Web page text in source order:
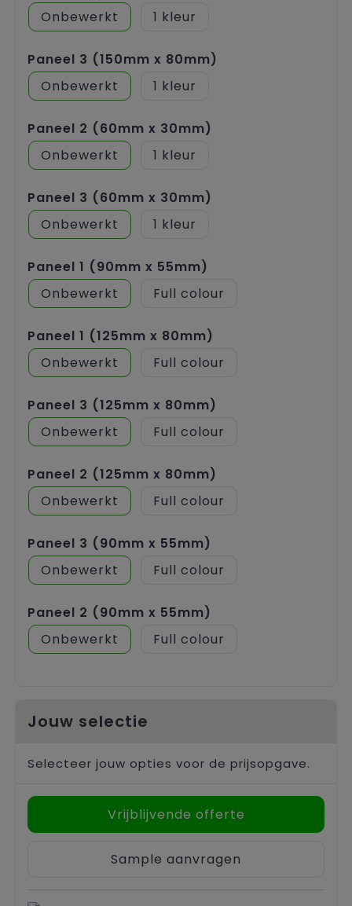
Onbewerkt
1
Paneel 3 (150mm x 80mm)
Onbewerkt
1
Paneel 2 (60mm x 30mm)
Onbewerkt
1
Paneel 3 (60mm x 30mm)
Onbewerkt
1
Paneel 1 (90mm x 55mm)
Onbewerkt
Full colour
Paneel 1 (125mm x 80mm)
Onbewerkt
Full colour
Paneel 3 (125mm x 80mm)
Onbewerkt
Full colour
Paneel 2 (125mm x 80mm)
Onbewerkt
Full colour
Paneel 3 (90mm x 55mm)
Onbewerkt
Full colour
Paneel 2 (90mm x 55mm)
Onbewerkt
Full colour
Jouw selectie
Selecteer jouw opties voor de prijsopgave.
Vrijblijvende offerte
Sample aanvragen